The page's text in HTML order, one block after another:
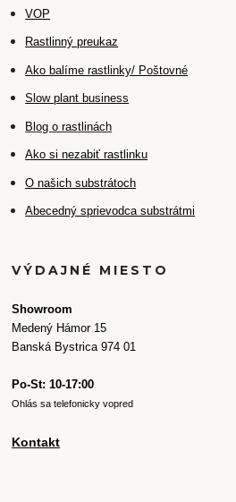
VOP
Rastlinný preukaz
Ako balíme rastlinky/ Poštovné
Slow plant business
Blog o rastlinách
Ako si nezabiť rastlinku
O našich substrátoch
Abecedný sprievodca substrátmi
VÝDAJNÉ MIESTO
Showroom
Medený Hámor 15
Banská Bystrica 974 01
Po-St: 10-17:00
Ohlás sa telefonicky vopred
Kontakt